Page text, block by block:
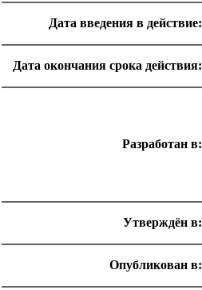
Дата введения в действие:
Дата окончания срока действия:
Разработан в:
Утверждён в:
Опубликован в: